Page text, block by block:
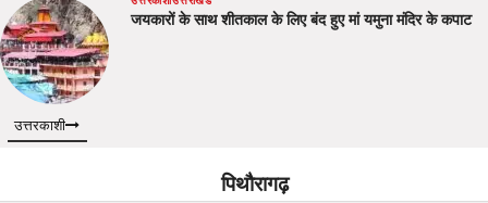
जयकारों के साथ शीतकाल के लिए बंद हुए मां यमुना मंदिर के कपाट
उत्तरकाशी
पिथौरागढ़